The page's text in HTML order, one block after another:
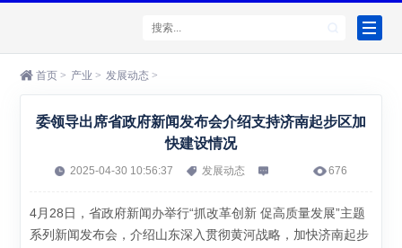
首页 > 产业 > 发展动态 >
委领导出席省政府新闻发布会介绍支持济南起步区加
快建设情况
2025-04-30 10:56:37 发展动态 676
4月28日，省政府新闻办举行“抓改革创新 促高质量发展”主题
系列新闻发布会，介绍山东深入贯彻黄河战略，加快济南起步